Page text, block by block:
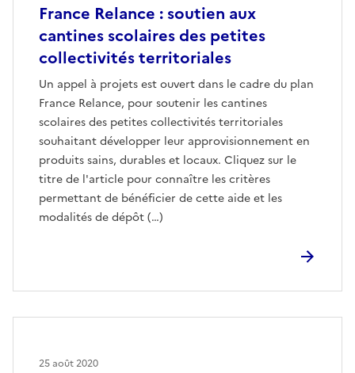
France Relance : soutien aux
cantines scolaires des petites
collectivités territoriales
Un appel à projets est ouvert dans le cadre du plan
France Relance, pour soutenir les cantines
scolaires des petites collectivités territoriales
souhaitant développer leur approvisionnement en
produits sains, durables et locaux. Cliquez sur le
titre de l'article pour connaître les critères
permettant de bénéficier de cette aide et les
modalités de dépôt (…)
25 août 2020